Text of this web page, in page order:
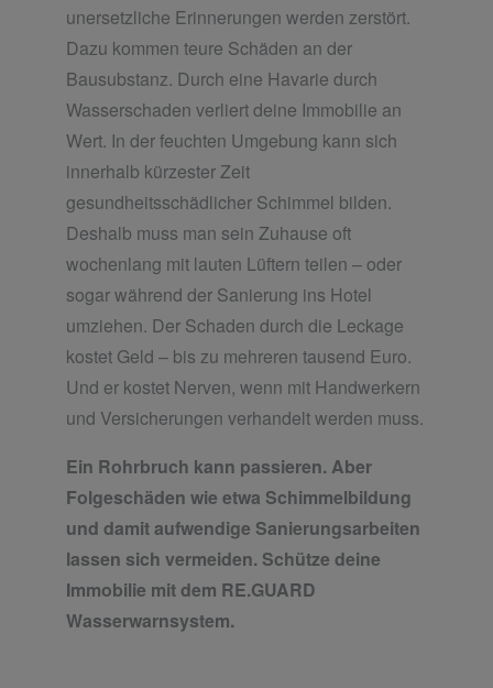
unersetzliche Erinnerungen werden zerstört.
Dazu kommen teure Schäden an der
Bausubstanz. Durch eine Havarie durch
Wasserschaden verliert deine Immobilie an
Wert. In der feuchten Umgebung kann sich
innerhalb kürzester Zeit
gesundheitsschädlicher Schimmel bilden.
Deshalb muss man sein Zuhause oft
wochenlang mit lauten Lüftern teilen – oder
sogar während der Sanierung ins Hotel
umziehen. Der Schaden durch die Leckage
kostet Geld – bis zu mehreren tausend Euro.
Und er kostet Nerven, wenn mit Handwerkern
und Versicherungen verhandelt werden muss.
Ein Rohrbruch kann passieren. Aber
Folgeschäden wie etwa Schimmelbildung
und damit aufwendige Sanierungsarbeiten
lassen sich vermeiden. Schütze deine
Immobilie mit dem RE.GUARD
Wasserwarnsystem.